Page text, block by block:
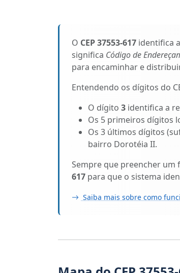
O CEP 37553-617 identifica a
significa Código de
para encaminhar e
Entendendo os dígitos do
O dígito 3 identifica a
Os 5 primeiros dígitos
Os 3 últimos dígitos
bairro Dorotéia II.
Sempre que preencher um
617 para que o sistema
Saiba mais sobre como